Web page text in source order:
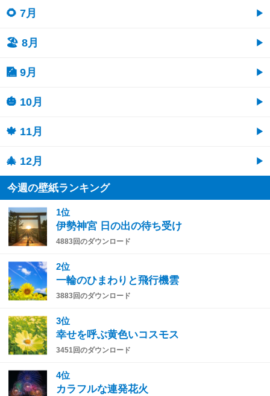
🌻 7月
🏖 8月
🎑 9月
🎃 10月
🍁 11月
🎄 12月
今週の壁紙ランキング
1位
伊勢神宮 日の出の待ち受け
4883回のダウンロード
2位
一輪のひまわりと飛行機雲
3883回のダウンロード
3位
幸せを呼ぶ黄色いコスモス
3451回のダウンロード
4位
カラフルな連発花火